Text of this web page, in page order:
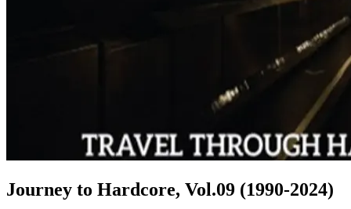
Journey to Hardcore, Vol.09 (1990-2024)